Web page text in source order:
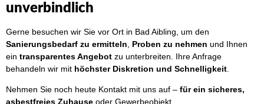
unverbindlich
Gerne besuchen wir Sie vor Ort in Bad Aibling, um den
Sanierungsbedarf zu ermitteln
Proben zu nehmen und Ihnen
ein transparentes Angebot zu unterbreiten. Ihre Anfrage
behandeln wir mit höchster Diskretion und Schnelligkeit
Nehmen Sie noch heute Kontakt mit uns auf – für ein sicheres,
asbestfreies Zuhause oder Gewerbeobjekt.